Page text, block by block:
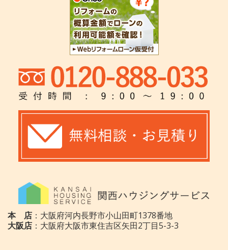
本 店 ：大阪府河内長野市小山田町1378番地
大阪店 ：大阪府大阪市東住吉区矢田2丁目5-3-3